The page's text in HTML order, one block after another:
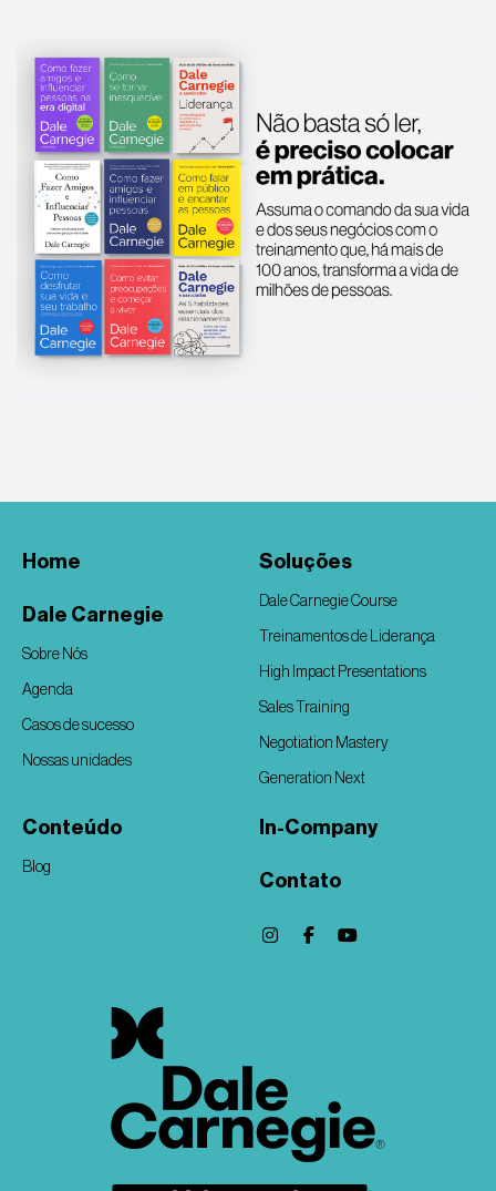
Home
Dale Carnegie
Sobre Nós
Agenda
Casos de sucesso
Nossas unidades
Soluções
Dale Carnegie Course
Treinamentos de Liderança
High Impact Presentations
Sales Training
Negotiation Mastery
Generation Next
Conteúdo
Blog
In-Company
Contato